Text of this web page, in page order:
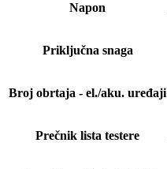
Napon
Priključna snaga
Broj obrtaja - el./aku. uređaji
Prečnik lista testere